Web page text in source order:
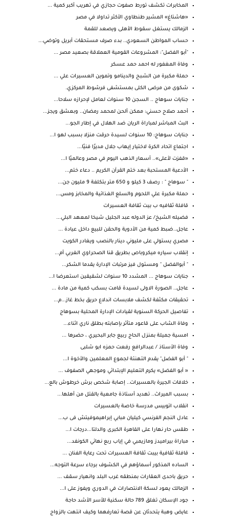
المخابرات تكشف تورط صفوت حجازي في تهريب أكبر كمية ...
«هاشتاغ» المشير طنطاوي الأكثر تداولا في مصر
الزمالك يستغل سقوط الأهلى ويصعد للقمة
حساب المواطن السعودي.. بدء صرف مستحقات أبريل وتوضي...
"أبو الفضل": المشروعات القومية العملاقة بصعيد مصر ...
وفاة المغفور له احمد حمد عسكر
حملة مكبرة من الشبح والدينامو وتموين العسيرات علي ...
شكوى من مرضى الكلى بمستشفى فرشوط المركزي.
جنايات سوهاج .. السجن 10 سنوات لعامل لإحرازه سلاحا...
أحمد صلاح حسني: ممكن ألحن لمحمد رمضان.. وبعشق ويجز...
البث المباشر لمباراة الريان ضد الهلال في إطار الجو...
جنايات سوهاج: 10 سنوات لسيدة حرقت منزلا بسبب لهو ا...
اجتماع اتحاد الكرة لاختيار إيهاب جلال مديرًا فنيًا...
«قفزت لأعلى».. أسعار الذهب اليوم في مصر وعالميًا ا...
الأدعية المستحبة بعد ختم القرآن الكريم .. دعاء ختم...
" سوهاج " : رصف 3 كيلو و 650 متر بتكلفة 9 مليون جن...
حملة مكبرة علي اللحوم والسلع الغذائية والمخابز ومس...
قافلة ثقافيه ب بيت ثقافة العسيرات
فضيله الشيخ/ عز الدوله عبد الجليل شيخا لمعهد البلي...
عاجل..ضبط كمية من الأدوية والحقن للبيع داخل عيادة ...
مصري يستولي على مليوني دينار بالنصب ويغادر الكويت
إنقلاب سياره ميكروباص بطريق قنا الصحراوي الغربي أم...
" أبوالفضل " ومسئول فيز مرتبات الإدارة يقدما الشكر...
جنايات سوهاج ... المشدد 10 سنوات لشقيقين استعرضا ا...
عاجل.. الصورة الاولى لسيدة قامت بسكب كمية من مادة ...
تحقيقات مكثفة لكشف ملابسات اندلاع حريق بخط غاز...م...
تفاصيل الحركة السنوية لقيادات الإدارة المحلية بسوهاج
وفاة الشاب على قاعود متأثر بإصابته بطلق ناري اثناء...
امسية جميلة بمنزل الحاج ربيع جابر البحيري ، حضرها ...
وفاة الأستاذ / عبدالرافع رفعت حمزه ابو شلبى
" أبو الفضل" يقدم التهنئة لجموع المعلمين والأخوة ا...
« أبو الفضل» يكرم التعليم الإبتدائي وموجهي الصفوف ...
خلافات الجيرة بالعسيرات.. إصابة شخص برش خرطوش بالع...
بسبب الميراث.. تهديد أستاذة جامعية بالقتل من أهلها...
انقلاب اتوبيس مدرسة خاصة بالعسيرات
عادل النجم الفرنسي كيليان مبابي إبراهيموفيتش فى ب...
طقس حار نهارا على القاهرة الكبرى والدلتا...درجات ا...
مباراة بيراميدز ومازيمبي في إياب ربع نهائي الكونفد...
قافلة ثقافية بيبت ثقافة العسيرات تحت رعاية الفنان ...
الساده المذكور أسماؤهم في الكشوف برجاء سرعة التوجه...
حريق باحدى العقارات بمنطقه غرب البلد وانهيار سقف ...
الزمالك يعود لسكة الانتصارات في الدوري ويفوز على ا...
جود الإسكان تغلق 789 حالة سكنية للأسر الأشد حاجة
عايض وهبة يتحدثان عن قصة تعارفهما وكيف انتهت بالزواج